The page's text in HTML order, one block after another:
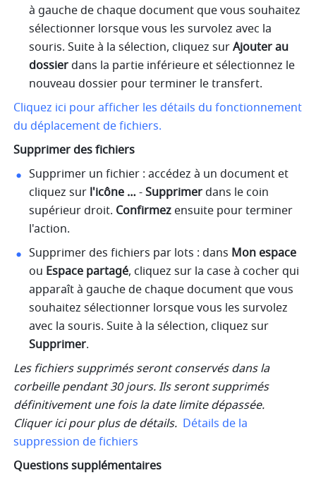
à gauche de chaque document que vous souhaitez
sélectionner lorsque vous les survolez avec la
souris. Suite à la sélection, cliquez sur Ajouter au
dossier dans la partie inférieure et sélectionnez le
nouveau dossier pour terminer le transfert.
Cliquez ici pour afficher les détails du fonctionnement
du déplacement de fichiers.
Supprimer des fichiers
Supprimer un fichier : accédez à un document et
cliquez sur l'icône … - Supprimer dans le coin
supérieur droit. Confirmez ensuite pour terminer
l'action.
Supprimer des fichiers par lots : dans Mon espace
ou Espace partagé, cliquez sur la case à cocher qui
apparaît à gauche de chaque document que vous
souhaitez sélectionner lorsque vous les survolez
Supprimer.
Les fichiers supprimés seront conservés dans la
corbeille pendant 30 jours. Ils seront supprimés
définitivement une fois la date limite dépassée.
Cliquer ici pour plus de détails. Détails de la
suppression de fichiers
Questions supplémentaires